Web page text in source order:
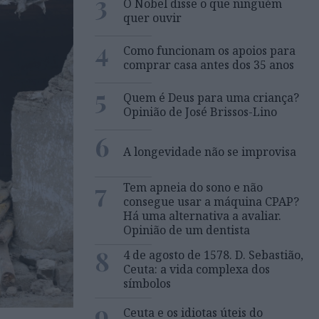
O Nobel disse o que ninguém
quer ouvir
4
Como funcionam os apoios para
comprar casa antes dos 35 anos
5
Quem é Deus para uma criança?
Opinião de José Brissos-Lino
6 A longevidade não se improvisa
7
Tem apneia do sono e não
consegue usar a máquina CPAP?
Há uma alternativa a avaliar.
Opinião de um dentista
8
4 de agosto de 1578. D. Sebastião,
Ceuta: a vida complexa dos
símbolos
Ceuta e os idiotas úteis do